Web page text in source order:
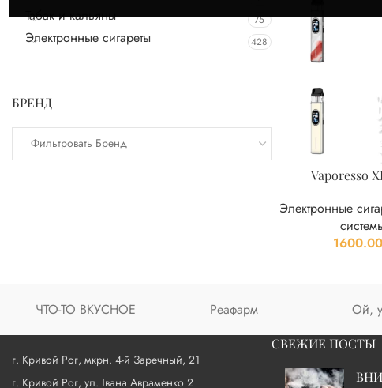
Табак и кальяны 75
Электронные сигареты 428
БРЕНД
Фильтровать Бренд
Vaporesso
Электронные
ЧТО-ТО ВКУСНОЕ Реафарм Ой,
г. Кривой Рог, мкрн. 4-й Заречный, 21
г. Кривой Рог, ул. Івана Авраменко 2
СВЕЖИЕ ПОСТЫ